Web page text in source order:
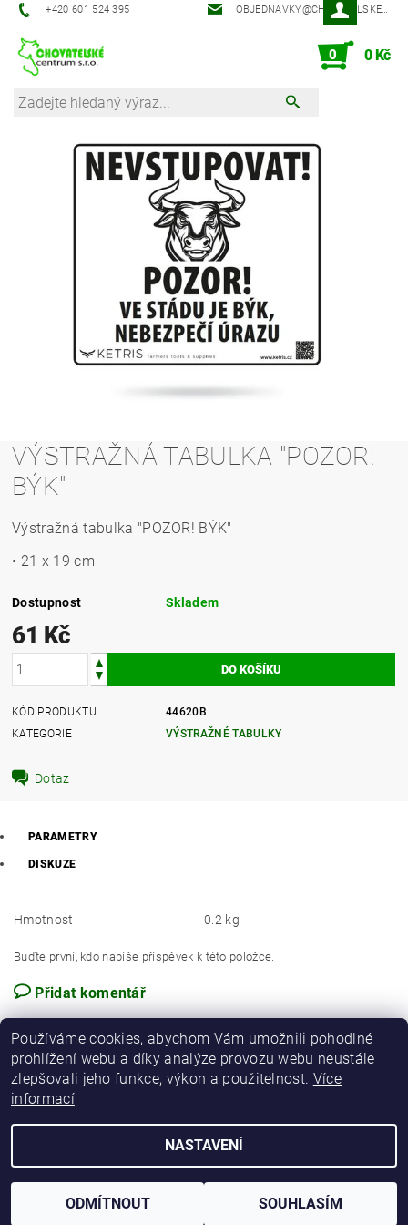
‭+420 601 524 395‬ OBJEDNAVKY@CHOVATELSKECENTRUM.CZ
0 0 Kč
VÝSTRAŽNÁ TABULKA "POZOR!
BÝK"
Výstražná tabulka "POZOR! BÝK"
• 21 x 19 cm
Dostupnost Skladem
61 Kč
KÓD PRODUKTU
44620B
KATEGORIE
VÝSTRAŽNÉ TABULKY
Dotaz
PARAMETRY
DISKUZE
Hmotnost 0.2 kg
Buďte první, kdo napíše příspěvek k této položce.
Přidat komentář
2026 © Chovatelské centrum s.r.o., všechna práva vyhrazena
Používáme cookies, abychom Vám umožnili pohodlné
prohlížení webu a díky analýze provozu webu neustále
zlepšovali jeho funkce, výkon a použitelnost. Více
informací
NASTAVENÍ
ODMÍTNOUT SOUHLASÍM